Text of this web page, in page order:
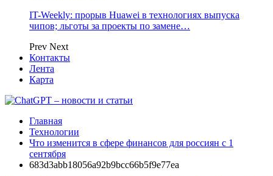
IT-Weekly: прорыв Huawei в технологиях выпуска
чипов; льготы за проекты по замене…
Prev Next
Контакты
Лента
Карта
Главная
Технологии
Что изменится в сфере финансов для россиян с 1
сентября
683d3abb18056a92b9bcc66b5f9e77ea